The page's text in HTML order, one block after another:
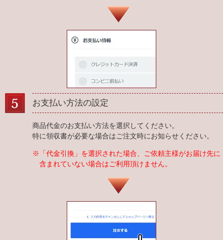
お支払い方法の設定
商品代金のお支払い方法を選択してください。
特に領収書が必要な場合はご注文時にお知らせください。
※「代金引換」を選択された場合、ご依頼主様がお届け先に
含まれていない場合はご利用頂けません。